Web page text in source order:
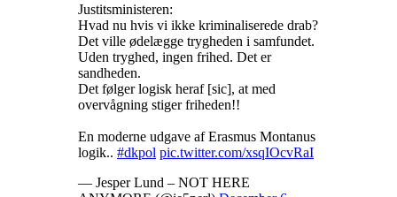
Justitsministeren:
Hvad nu hvis vi ikke kriminaliserede drab?
Det ville ødelægge trygheden i samfundet.
Uden tryghed, ingen frihed. Det er
sandheden.
Det følger logisk heraf [sic], at med
overvågning stiger friheden!!
En moderne udgave af Erasmus Montanus
logik.. #dkpol pic.twitter.com/xsqIOcvRaI
— Jesper Lund – NOT HERE